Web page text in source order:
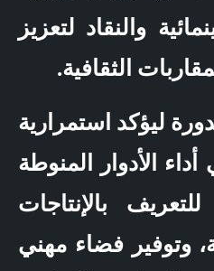
والنقاد لتعزيز
الثقافية.
ليؤكد استمرارية
الأدوار المنوطة
بالإنتاجات
وتوفير فضاء مهني